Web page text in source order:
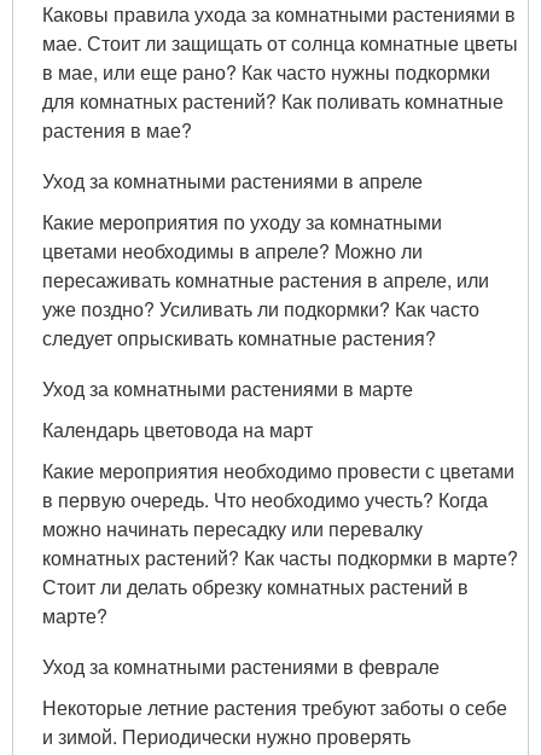
Каковы правила ухода за комнатными растениями в
мае. Стоит ли защищать от солнца комнатные цветы
в мае, или еще рано? Как часто нужны подкормки
для комнатных растений? Как поливать комнатные
растения в мае?
Уход за комнатными растениями в апреле
Какие мероприятия по уходу за комнатными
цветами необходимы в апреле? Можно ли
пересаживать комнатные растения в апреле, или
уже поздно? Усиливать ли подкормки? Как часто
следует опрыскивать комнатные растения?
Уход за комнатными растениями в марте
Календарь цветовода на март
Какие мероприятия необходимо провести с цветами
в первую очередь. Что необходимо учесть? Когда
можно начинать пересадку или перевалку
комнатных растений? Как часты подкормки в марте?
Стоит ли делать обрезку комнатных растений в
марте?
Уход за комнатными растениями в феврале
Некоторые летние растения требуют заботы о себе
и зимой. Периодически нужно проверять